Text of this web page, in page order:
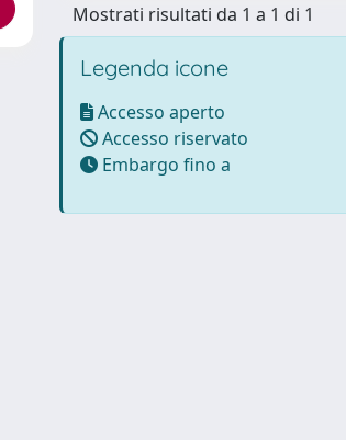
Mostrati risultati da 1 a 1 di 1
Legenda icone
Accesso aperto
Accesso riservato
Embargo fino a